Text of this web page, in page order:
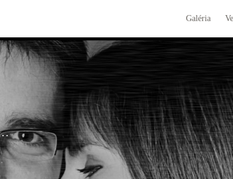
Galéria